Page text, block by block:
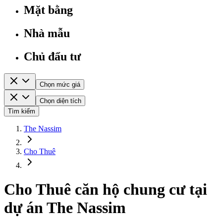
Mặt bằng
Nhà mẫu
Chủ đẩu tư
Chọn mức giá
Chọn diện tích
Tìm kiếm
The Nassim
Cho Thuê
Cho Thuê căn hộ chung cư tại
dự án The Nassim